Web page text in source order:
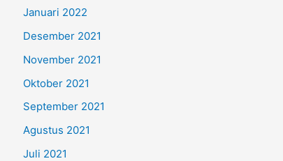
Januari 2022
Desember 2021
November 2021
Oktober 2021
September 2021
Agustus 2021
Juli 2021